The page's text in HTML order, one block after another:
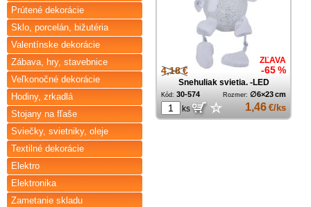
Prútené dekorácie
Sklo, porcelán, bižutéria
Valentínske dekorácie
Zábava, hry, stavebnice
Veľkonočné dekorácie
Hodiny, zrkadlá
Stojany na fľaše
Sviečky, svietniky, oleje
Textilné dekorácie
Elektro
Elektronika
Zametanie skladu
4,18 €
ZĽAVA
-65 %
Snehuliak svietia. -LED
1,46 €/ks
Rozmer: ∅6×23 cm
Kód: 30-574
ks
☆